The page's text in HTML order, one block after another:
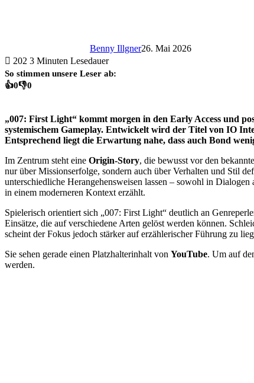
Benny Illgner26. Mai 2026
202 3 Minuten Lesedauer
So stimmen unsere Leser ab:
👍0👎0
„007: First Light“ kommt morgen in den Early Access und
systemischem Gameplay. Entwickelt wird der Titel von IO
Entsprechend liegt die Erwartung nahe, dass auch Bond
Im Zentrum steht eine Origin-Story, die bewusst vor den
nur über Missionserfolge, sondern auch über Verhalten und Stil
unterschiedliche Herangehensweisen lassen – sowohl in
in einem moderneren Kontext erzählt.
Spielerisch orientiert sich „007: First Light“ deutlich an
Einsätze, die auf verschiedene Arten gelöst werden können.
scheint der Fokus jedoch stärker auf erzählerischer Führung zu
Sie sehen gerade einen Platzhalterinhalt von YouTube. Um auf
werden.